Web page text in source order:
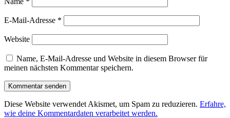
E-Mail-Adresse *
Website
Name, E-Mail-Adresse und Website in diesem Browser für
meinen nächsten Kommentar speichern.
Diese Website verwendet Akismet, um Spam zu reduzieren. Erfahre,
wie deine Kommentardaten verarbeitet werden.